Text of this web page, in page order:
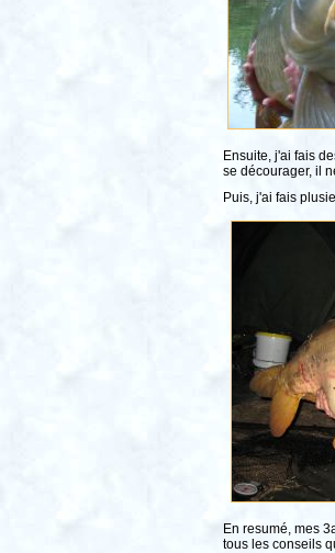
Ensuite, j'ai fais
se décourager, il
Puis, j'ai fais
En resumé, mes
tous les conseils